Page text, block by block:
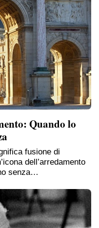
Quando lo
fusione di
dell’arredamento
senza…